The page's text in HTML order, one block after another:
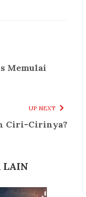
Memulai
UP NEXT
Ciri-Cirinya?
LAIN